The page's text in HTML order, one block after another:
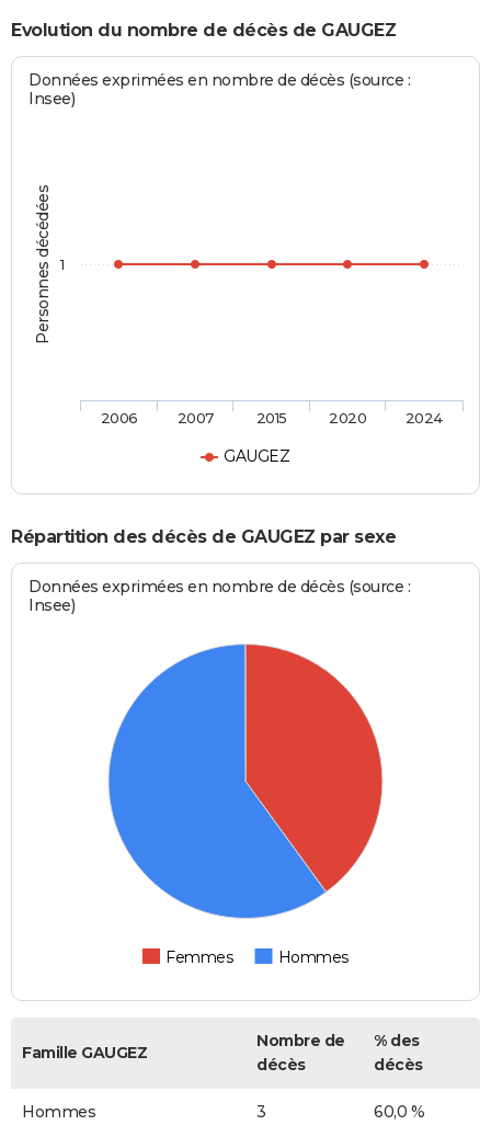
Evolution du nombre de décès de GAUGEZ
Personnes décédées
Données exprimées en nombre de décès (source :
Insee)
GAUGEZ
2006 2007 2015 2020 2024
1
Répartition des décès de GAUGEZ par sexe
Données exprimées en nombre de décès (source :
Insee)
Femmes Hommes
Famille GAUGEZ
Nombre de
décès
% des
décès
Hommes 3 60,0 %